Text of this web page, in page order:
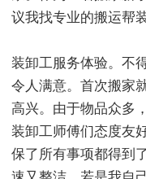
议我找专业的搬运帮
装卸工服务体验。不
令人满意。首次搬家
高兴。由于物品众多
装卸工师傅们态度友
保了所有事项都得到